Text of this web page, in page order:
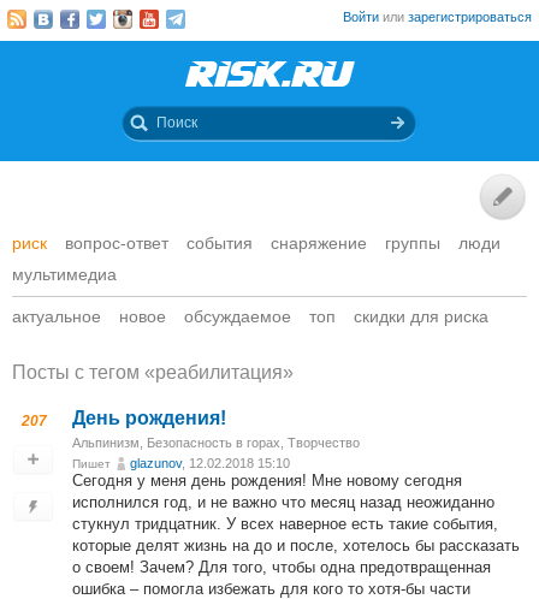
Войти или зарегистрироваться
риск вопрос-ответ события снаряжение группы
люди
мультимедиа
актуальное новое обсуждаемое топ скидки для риска
Посты c тегом «реабилитация»
207 День рождения!
Альпинизм Безопасность в горах Творчество
Пишет glazunov, 12.02.2018 15:10
Сегодня у меня день рождения! Мне новому сегодня
исполнился год, и не важно что месяц назад неожиданно
стукнул тридцатник. У всех наверное есть такие события,
которые делят жизнь на до и после, хотелось бы рассказать
о своем! Зачем? Для того, чтобы одна предотвращенная
ошибка – помогла избежать для кого то хотя-бы части